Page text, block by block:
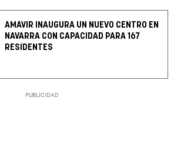
AMAVIR INAUGURA UN NUEVO CENTRO EN
NAVARRA CON CAPACIDAD PARA 167
RESIDENTES